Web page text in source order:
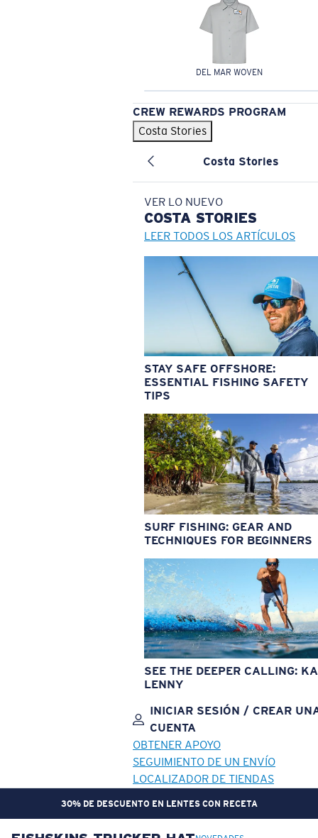
DEL MAR WOVEN
CREW REWARDS PROGRAM
Costa Stories
Costa Stories
VER LO NUEVO
COSTA STORIES
LEER TODOS LOS ARTÍCULOS
STAY SAFE OFFSHORE:
ESSENTIAL FISHING SAFETY
TIPS
SURF FISHING: GEAR AND
TECHNIQUES FOR BEGINNERS
SEE THE DEEPER CALLING:
LENNY
INICIAR SESIÓN / CREAR
CUENTA
OBTENER APOYO
SEGUIMIENTO DE UN ENVÍO
LOCALIZADOR DE TIENDAS
30% DE DESCUENTO EN LENTES CON RECETA